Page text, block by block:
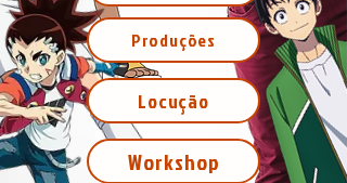
Produções
Locução
Workshop